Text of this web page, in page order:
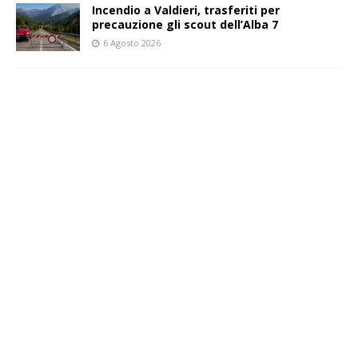
Incendio a Valdieri, trasferiti per
precauzione gli scout dell’Alba 7
6 Agosto 2026